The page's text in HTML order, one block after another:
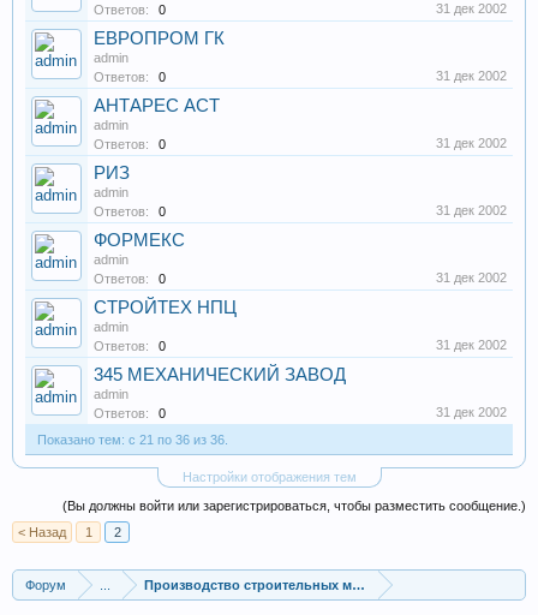
Ответов:
0 31 дек 2002
ЕВРОПРОМ ГК
admin
Ответов:
0 31 дек 2002
АНТАРЕС АСТ
admin
Ответов:
0 31 дек 2002
РИЗ
admin
Ответов:
0 31 дек 2002
ФОРМЕКС
admin
Ответов:
0 31 дек 2002
СТРОЙТЕХ НПЦ
admin
Ответов:
0 31 дек 2002
345 МЕХАНИЧЕСКИЙ ЗАВОД
admin
Ответов:
0
31 дек 2002
Показано тем: с 21 по 36 из 36.
Настройки отображения тем
(Вы должны войти или зарегистрироваться, чтобы разместить сообщение.)
< Назад
1 2
Форум Производство строительных материалов, оборудования